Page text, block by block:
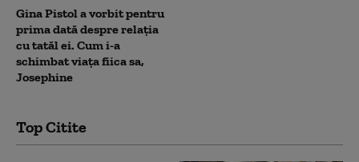
Gina Pistol a vorbit pentru
prima dată despre relația
cu tatăl ei. Cum i-a
schimbat viața fiica sa,
Josephine
Top Citite